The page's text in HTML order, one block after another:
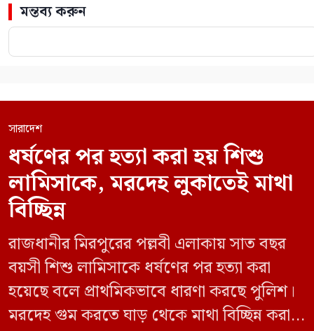
মন্তব্য করুন
সারাদেশ
ধর্ষণের পর হত্যা করা হয় শিশু
লামিসাকে, মরদেহ লুকাতেই মাথা
বিচ্ছিন্ন
রাজধানীর মিরপুরের পল্লবী এলাকায় সাত বছর
বয়সী শিশু লামিসাকে ধর্ষণের পর হত্যা করা
হয়েছে বলে প্রাথমিকভাবে ধারণা করছে পুলিশ।
মরদেহ গুম করতে ঘাড় থেকে মাথা বিচ্ছিন্ন করা